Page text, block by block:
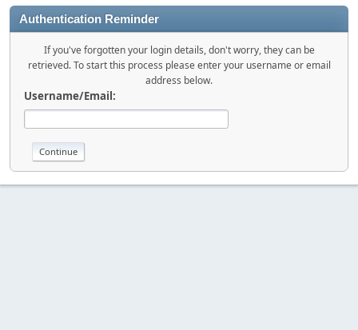
Authentication Reminder
If you've forgotten your login details, don't worry, they can be
retrieved. To start this process please enter your username or email
address below.
Username/Email: